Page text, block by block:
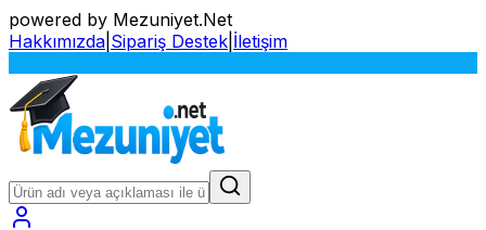
powered by Mezuniyet.Net
Hakkımızda Sipariş Destek İletişim